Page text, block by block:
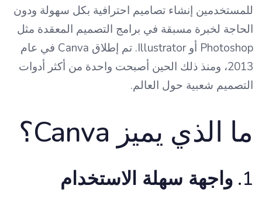
للمستخدمين إنشاء تصاميم احترافية بكل سهولة ودون
الحاجة لخبرة مسبقة في برامج التصميم المعقدة مثل
Photoshop أو Illustrator. تم إطلاق Canva في عام
2013، ومنذ ذلك الحين أصبحت واحدة من أكثر أدوات
التصميم شعبية حول العالم.
ما الذي يميز Canva؟
1. واجهة سهلة الاستخدام